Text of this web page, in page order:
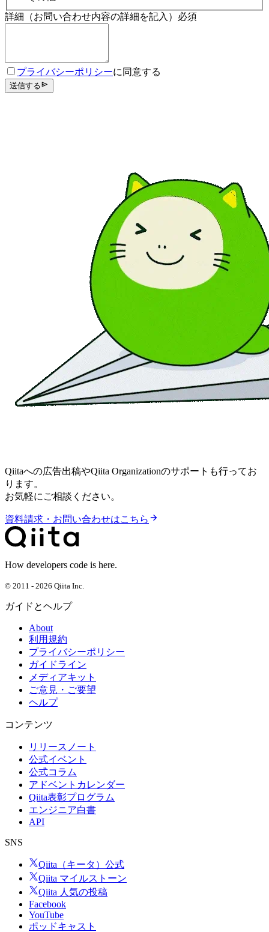
詳細（お問い合わせ内容の詳細を記入） 必須
プライバシーポリシーに同意する
送信する
Qiitaへの広告出稿やQiita Organizationのサポートも行ってお
ります。
お気軽にご相談ください。
資料請求・お問い合わせはこちら
How developers code is here.
© 2011 - 2026 Qiita Inc.
ガイドとヘルプ
About
利用規約
プライバシーポリシー
ガイドライン
メディアキット
ご意見・ご要望
ヘルプ
コンテンツ
リリースノート
公式イベント
公式コラム
アドベントカレンダー
Qiita表彰プログラム
エンジニア白書
API
SNS
Qiita（キータ）公式
Qiita マイルストーン
Qiita 人気の投稿
Facebook
YouTube
ポッドキャスト